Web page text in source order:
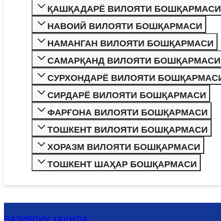
ҚАШҚАДАРЁ ВИЛОЯТИ БОШҚАРМАСИ
НАВОИЙ ВИЛОЯТИ БОШҚАРМАСИ
НАМАНГАН ВИЛОЯТИ БОШҚАРМАСИ
САМАРҚАНД ВИЛОЯТИ БОШҚАРМАСИ
СУРХОНДАРЁ ВИЛОЯТИ
СИРДАРЁ ВИЛОЯТИ БОШҚАРМАСИ
ФАРҒОНА ВИЛОЯТИ БОШҚАРМАСИ
ТОШКЕНТ ВИЛОЯТИ БОШҚАРМАСИ
ХОРАЗМ ВИЛОЯТИ БОШҚАРМАСИ
ТОШКЕНТ ШАҲАР БОШҚАРМАСИ